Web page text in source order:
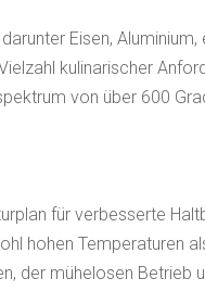
Eisen,
kulinarischer
von über 600
für verbesserte
hohen Temperaturen
der mühelosen